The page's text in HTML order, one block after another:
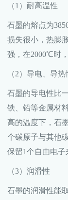
（1）耐高温性
石墨的熔点为
损失很小，热膨
强，在2000℃时
（2）导电、导热
石墨的导电性比
铁、铅等金属材
高的温度下，石
个碳原子与其他
保留1个自由电子
（3）润滑性
石墨的润滑性能